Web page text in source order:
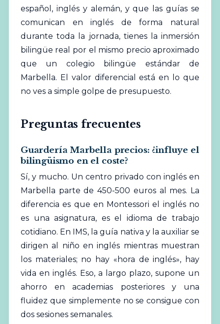
español, inglés y alemán, y que las guías se
comunican en inglés de forma natural
durante toda la jornada, tienes la inmersión
bilingüe real por el mismo precio aproximado
que un colegio bilingüe estándar de
Marbella. El valor diferencial está en lo que
no ves a simple golpe de presupuesto.
Preguntas frecuentes
Guardería Marbella precios: ¿influye el
bilingüismo en el coste?
Sí, y mucho. Un centro privado con inglés en
Marbella parte de 450-500 euros al mes. La
diferencia es que en Montessori el inglés no
es una asignatura, es el idioma de trabajo
cotidiano. En IMS, la guía nativa y la auxiliar se
dirigen al niño en inglés mientras muestran
los materiales; no hay «hora de inglés», hay
vida en inglés. Eso, a largo plazo, supone un
ahorro en academias posteriores y una
fluidez que simplemente no se consigue con
dos sesiones semanales.